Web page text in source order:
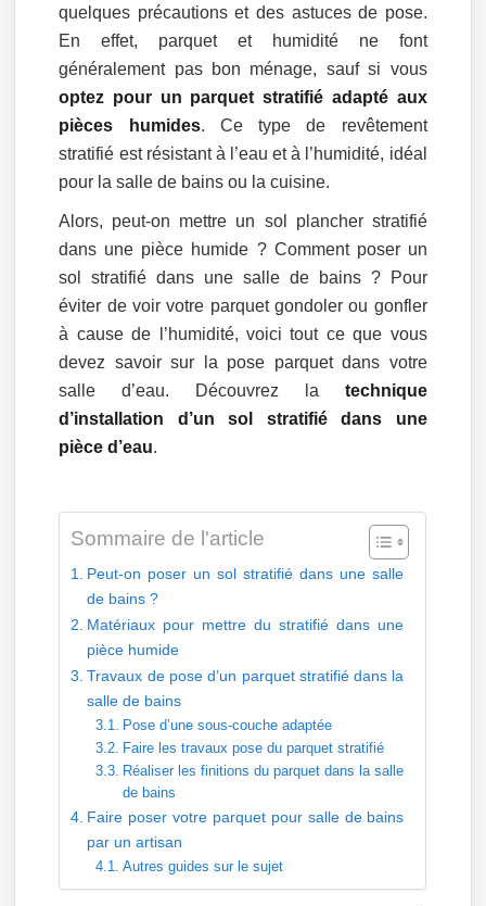
quelques précautions et des astuces de pose.
En effet, parquet et humidité ne font
généralement pas bon ménage, sauf si vous
optez pour un parquet stratifié adapté aux
pièces humides. Ce type de revêtement
stratifié est résistant à l’eau et à l’humidité, idéal
pour la salle de bains ou la cuisine.
Alors, peut-on mettre un sol plancher stratifié
dans une pièce humide ? Comment poser un
sol stratifié dans une salle de bains ? Pour
éviter de voir votre parquet gondoler ou gonfler
à cause de l’humidité, voici tout ce que vous
devez savoir sur la pose parquet dans votre
salle d’eau. Découvrez la technique
d’installation d’un sol stratifié dans une
pièce d’eau.
Sommaire de l'article
Peut-on poser un sol stratifié dans une salle
de bains ?
Matériaux pour mettre du stratifié dans une
pièce humide
Travaux de pose d’un parquet stratifié dans la
salle de bains
Pose d’une sous-couche adaptée
Faire les travaux pose du parquet stratifié
Réaliser les finitions du parquet dans la salle
de bains
Faire poser votre parquet pour salle de bains
par un artisan
Autres guides sur le sujet